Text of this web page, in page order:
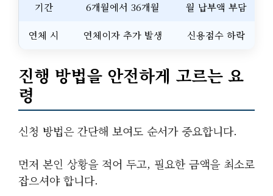
기간 6개월에서 36개월 월 납부액 부담
연체 시 연체이자 추가 발생 신용점수 하락
진행 방법을 안전하게 고르는 요
령
신청 방법은 간단해 보여도 순서가 중요합니다.
먼저 본인 상황을 적어 두고, 필요한 금액을 최소로
잡으셔야 합니다.